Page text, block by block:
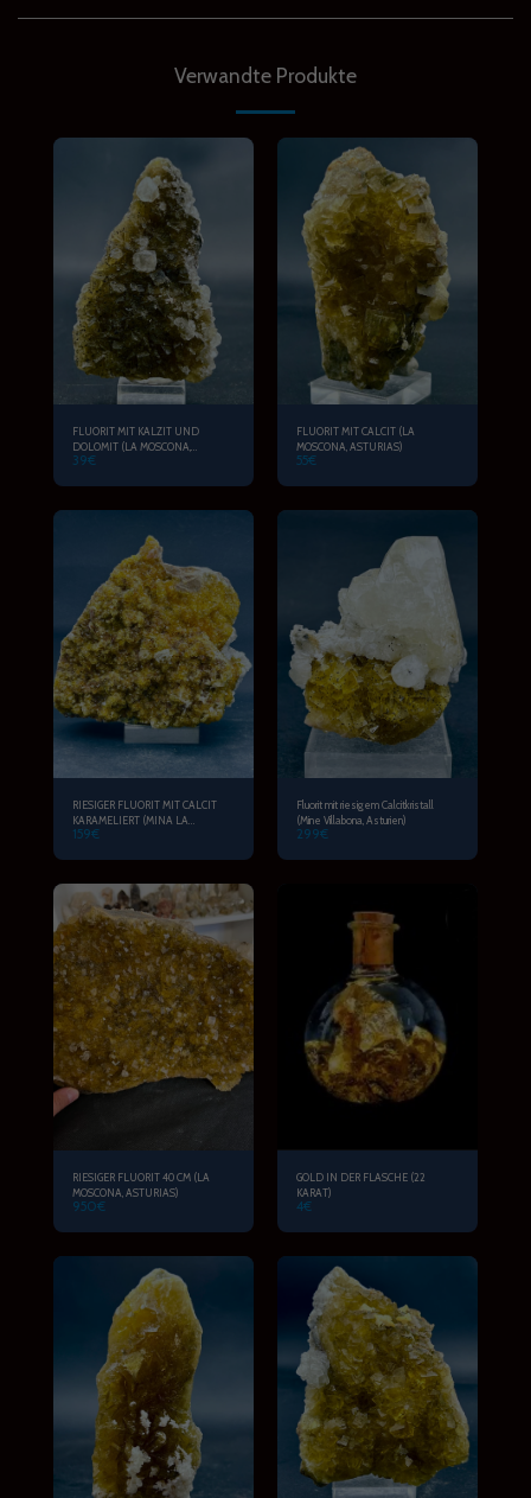
Verwandte Produkte
FLUORIT MIT KALZIT UND
DOLOMIT (LA MOSCONA,
ASTURIEN)
39€
FLUORIT MIT CALCIT (LA
MOSCONA, ASTURIAS)
55€
RIESIGER FLUORIT MIT CALCIT
KARAMELIERT (MINA LA
MOSCONA, ASTURIAS)
159€
Fluorit mit riesigem Calcitkristall
(Mine Villabona, Asturien)
299€
RIESIGER FLUORIT 40 CM (LA
MOSCONA, ASTURIAS)
950€
GOLD IN DER FLASCHE (22
KARAT)
4€